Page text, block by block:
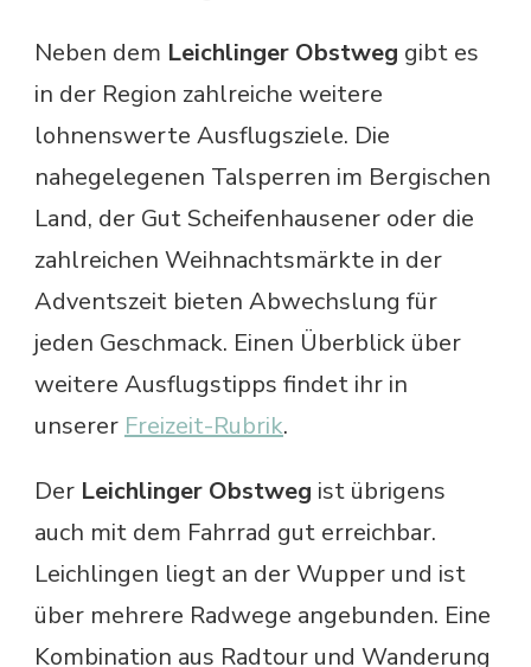
Neben dem Leichlinger Obstweg gibt es
in der Region zahlreiche weitere
lohnenswerte Ausflugsziele. Die
nahegelegenen Talsperren im Bergischen
Land, der Gut Scheifenhausener oder die
zahlreichen Weihnachtsmärkte in der
Adventszeit bieten Abwechslung für
jeden Geschmack. Einen Überblick über
weitere Ausflugstipps findet ihr in
unserer Freizeit-Rubrik.
Der Leichlinger Obstweg ist übrigens
auch mit dem Fahrrad gut erreichbar.
Leichlingen liegt an der Wupper und ist
über mehrere Radwege angebunden. Eine
Kombination aus Radtour und Wanderung